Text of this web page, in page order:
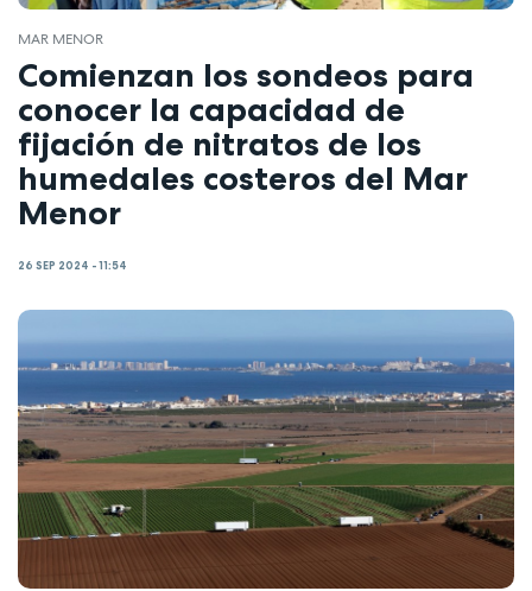
MAR MENOR
Comienzan los sondeos para
conocer la capacidad de
fijación de nitratos de los
humedales costeros del Mar
Menor
26 SEP 2024 - 11:54